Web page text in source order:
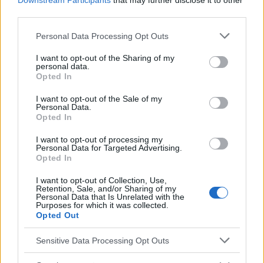
Please note that this website/app uses one or more Google
not limited to your visit or usage behaviour. You may click to
grant or deny consent to Google and its third-party tags to
use your data for below specified purposes in below Google
consent section.
Personal Data Processing Opt Outs
I want to opt-out of the Sharing of my
personal data.
Opted In
I want to opt-out of the Sale of my
Personal Data.
Opted In
I want to opt-out of processing my
Personal Data for Targeted Advertising.
Opted In
I want to opt-out of Collection, Use,
Retention, Sale, and/or Sharing of my
Personal Data that Is Unrelated with the
Purposes for which it was collected.
Opted Out
Sensitive Data Processing Opt Outs
Comment faire face à l'anxiété Crises de panique
Les causes de l'anxiété Les symptômes de l'anxiété
Soutien psychologique Soutien social
Thérapie cognitivo-comportementale
Traitement de l'anxiété Troubles anxieux
Voir aussi en english deutsch español polskim